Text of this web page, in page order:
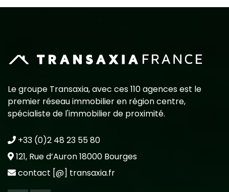
Le groupe Transaxia, avec ces 110 agences est le
premier réseau immobilier en région centre,
spécialiste de l'immobilier de proximité.
+33 (0)2 48 23 55 80
121, Rue d’Auron 18000 Bourges
contact [@] transaxia.fr